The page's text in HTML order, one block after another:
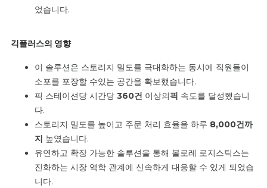
었습니다.
긱플러스의 영향
이 솔루션은 스토리지 밀도를 극대화하는 동시에 직원들이
소포를 포장할 수있는 공간을 확보했습니다.
픽 스테이션당 시간당 360건 이상의픽 속도를 달성했습니
다.
스토리지 밀도를 높이고 주문 처리 효율을 하루 8,000건까
지 높였습니다.
유연하고 확장 가능한 솔루션을 통해 볼로레 로지스틱스는
진화하는 시장 역학 관계에 신속하게 대응할 수 있게 되었습
니다.